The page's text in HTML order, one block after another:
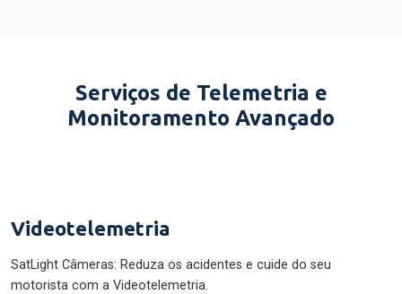
Serviços de Telemetria e
Monitoramento Avançado
Videotelemetria
SatLight Câmeras: Reduza os acidentes e cuide do seu
motorista com a Videotelemetria.